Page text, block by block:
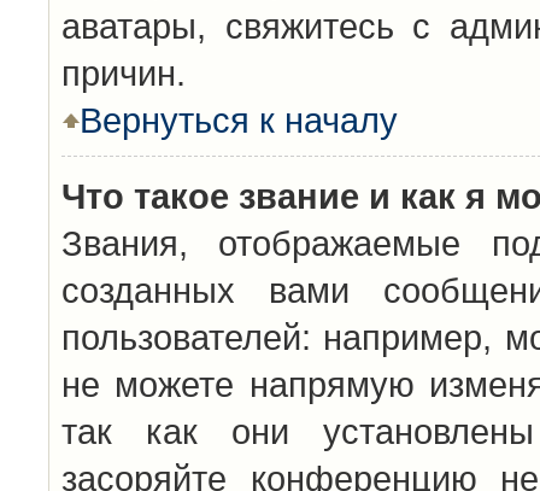
аватары, свяжитесь с
причин.
Вернуться к началу
Что такое звание и как я
Звания, отображаемые
созданных вами
пользователей: например,
не можете напрямую
так как они
засоряйте конференцию